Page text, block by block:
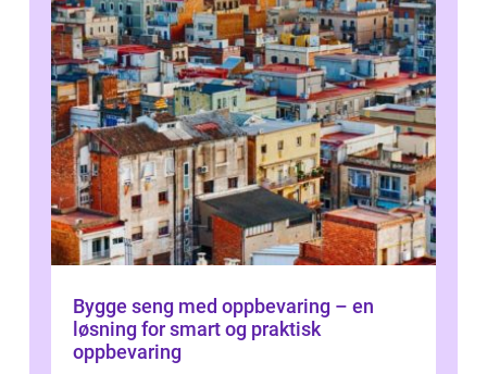
Bygge seng med oppbevaring – en
løsning for smart og praktisk
oppbevaring